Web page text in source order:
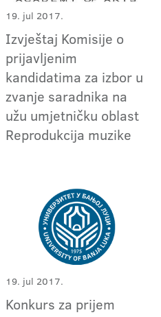
19. jul 2017.
Izvještaj Komisije o
prijavljenim
kandidatima za izbor u
zvanje saradnika na
užu umjetničku oblast
Reprodukcija muzike
19. jul 2017.
Konkurs za prijem